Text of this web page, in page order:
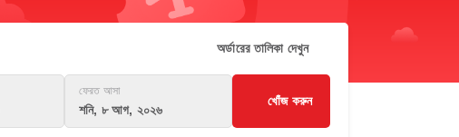
অর্ডারের তালিকা দেখুন
ফেরত আসা
শনি, ৮ আগ, ২০২৬
খোঁজ করুন